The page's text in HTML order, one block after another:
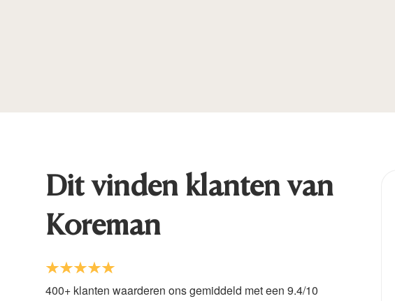
Dit vinden klanten van
Koreman
400+ klanten waarderen ons gemiddeld met een 9.4/10